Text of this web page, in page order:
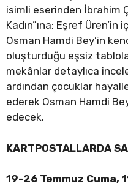
isimli eserinden İbrahim
Kadın”ına; Eşref
Osman Hamdi Bey’in
oluşturduğu eşsiz
mekânlar detaylıca
ardından çocuklar
ederek Osman Hamdi
edecek.
KARTPOSTALLARDA
19-26 Temmuz Cuma,